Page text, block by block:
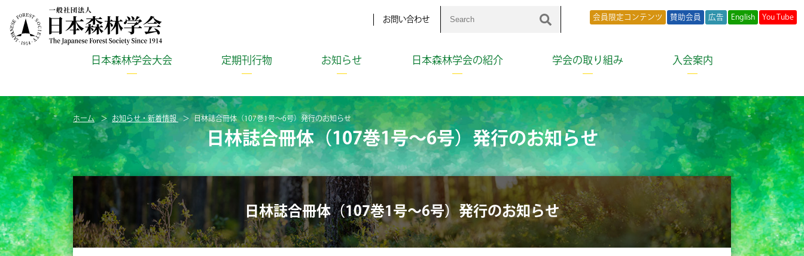
お問い合わせ 会員限定コンテンツ 賛助会員 広告 English You Tube
日本森林学会大会 定期刊行物 お知らせ 日本森林学会の紹介 学会の取り組み 入会案内
ホーム お知らせ・新着情報 日林誌合冊体（107巻1号〜6号）発行のお知らせ
日林誌合冊体（107巻1号〜6号）発行のお知らせ
日林誌合冊体（107巻1号〜6号）発行のお知らせ